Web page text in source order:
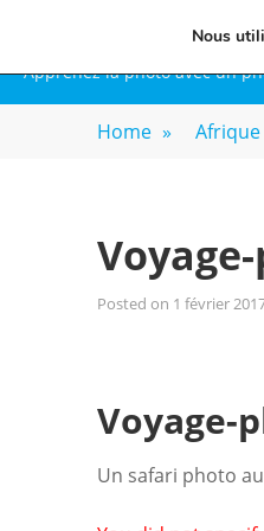
content
VOYAGE-
Apprenez la photo avec un
Home » Afrique
Posted on 1 février
Voyage-
Un safari photo
Nous